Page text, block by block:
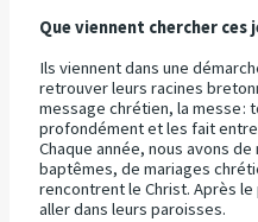
Que viennent chercher ces
Ils viennent dans une
retrouver leurs racines
message chrétien, la messe :
profondément et les fait
Chaque année, nous avons
baptêmes, de mariages
rencontrent le Christ. Après
aller dans leurs paroisses.